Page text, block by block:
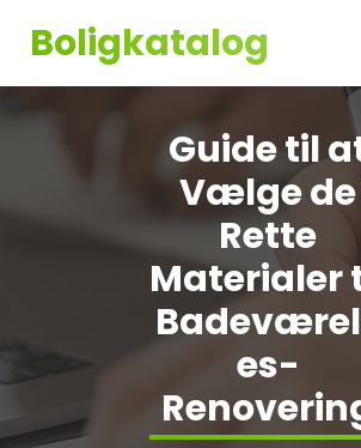
Boligkatalog
Guide til
Vælge de
Rette
Materialer
es-